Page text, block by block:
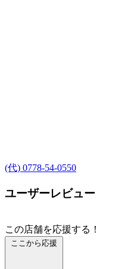
(代) 0778-54-0550
ユーザーレビュー
この店舗を応援する！
ここから応援